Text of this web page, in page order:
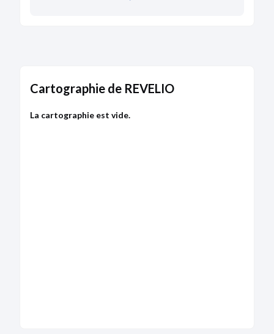
Cartographie de REVELIO
La cartographie est vide.